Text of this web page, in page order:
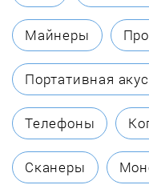
Майнеры
Портативная
Телефоны
Сканеры